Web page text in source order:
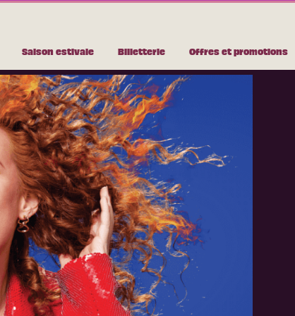
Saison estivale Billetterie Offres et promotions